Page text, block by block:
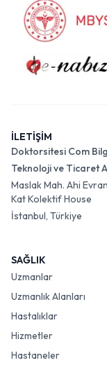
İLETİŞİM
Doktorsitesi Com
Teknoloji ve Ticaret
Maslak Mah. Ahi
Kat Kolektif House
İstanbul, Türkiye
SAĞLIK
Uzmanlar
Uzmanlık Alanları
Hastalıklar
Hizmetler
Hastaneler